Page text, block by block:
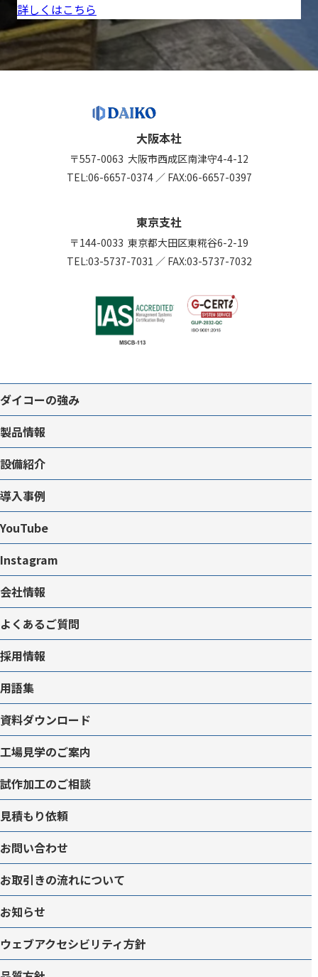
詳しくはこちら
大阪本社
〒557-0063 大阪市西成区南津守4-4-12
TEL:06-6657-0374／ FAX:06-6657-0397
東京支社
〒144-0033 東京都大田区東糀谷6-2-19
TEL:03-5737-7031 ／ FAX:03-5737-7032
ダイコーの強み
製品情報
設備紹介
導入事例
YouTube
Instagram
会社情報
よくあるご質問
採用情報
用語集
資料ダウンロード
工場見学のご案内
試作加工のご相談
見積もり依頼
お問い合わせ
お取引きの流れについて
お知らせ
ウェブアクセシビリティ方針